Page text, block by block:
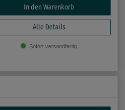
In den Warenkorb
Alle Details
Sofort versandfertig